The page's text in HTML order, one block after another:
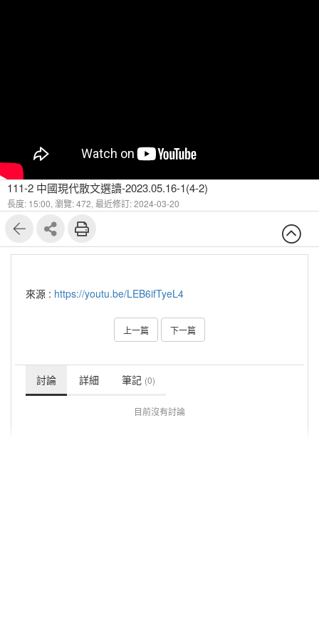
111-2 中國現代散文選讀-2023.05.16-1(4-2)
長度: 15:00, 瀏覽: 472, 最近修訂: 2024-03-20
來源 : https://youtu.be/LEB6ifTyeL4
上一篇 下一篇
討論 詳細 筆記 (0)
目前沒有討論